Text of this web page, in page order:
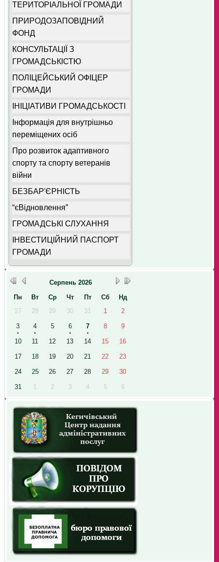
ТЕРИТОРІАЛЬНОЇ ГРОМАДИ
ПРИРОДОЗАПОВІДНИЙ
ФОНД
КОНСУЛЬТАЦІЇ З
ГРОМАДСЬКІСТЮ
ПОЛІЦЕЙСЬКИЙ ОФІЦЕР
ГРОМАДИ
ІНІЦІАТИВИ ГРОМАДСЬКОСТІ
Інформація для внутрішньо
переміщених осіб
Про розвиток адаптивного
спорту та спорту ветеранів
війни
БЕЗБАР'ЄРНІСТЬ
“єВідновлення”
ГРОМАДСЬКІ СЛУХАННЯ
ІНВЕСТИЦІЙНИЙ ПАСПОРТ
ГРОМАДИ
Серпень 2026
Пн
Вт Ср Чт Пт Сб
Нд
27
28 29 30 31 1 2
3 4 5 6 7 8 9
10 11 12 13 14 15 16
17 18 19 20 21 22 23
24 25 26 27 28 29 30
31 1 2 3 4 5 6